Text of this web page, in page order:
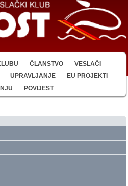
ČLANSTVO
VESLAČI
UPRAVLJANJE
EU PROJEKTI
POVIJEST